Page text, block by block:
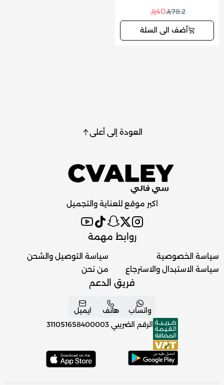
78.2
40
أضف الى السلة
العودة إلى أعلى
اكبر موقع للعناية والتجميل
روابط مهمة
سياسة الخصوصية
سياسة الاستبدال والاسترجاع
سياسة التوصيل والشحن
من نحن
فريق الدعم
واتساب هاتف
ايميل
الرقم الضريبي 311051658400003